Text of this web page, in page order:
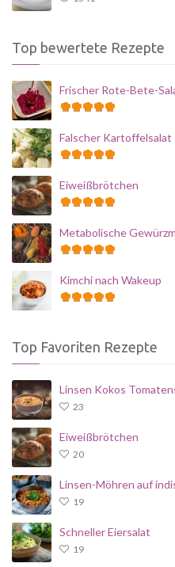
Top bewertete Rezepte
Frischer Rote-Bete-
Falscher
Eiweißbrötchen
Metabolische
Kimchi nach Wakeup
Top Favoriten Rezepte
Linsen Kokos
23
Eiweißbrötchen
20
Linsen-Möhren auf
19
Schneller Eiersalat
19